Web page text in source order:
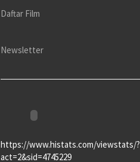
Daftar Film
Newsletter
https://www.histats.com/viewstats/?
act=2&sid=4745229